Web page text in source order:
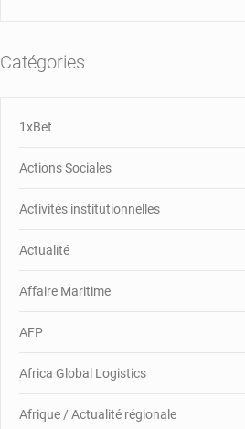
Catégories
1xBet
Actions Sociales
Activités institutionnelles
Actualité
Affaire Maritime
AFP
Africa Global Logistics
Afrique / Actualité régionale